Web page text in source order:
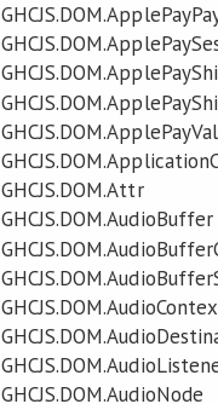
GHCJS.DOM.Attr
GHCJS.DOM.AudioBuffer
GHCJS.DOM.AudioNode